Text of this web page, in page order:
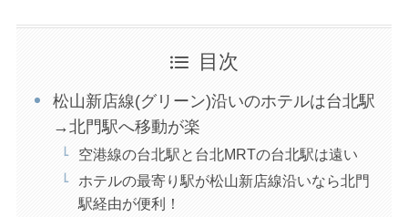
目次
松山新店線(グリーン)沿いのホテルは台北駅
→北門駅へ移動が楽
空港線の台北駅と台北MRTの台北駅は遠い
ホテルの最寄り駅が松山新店線沿いなら北門
駅経由が便利！